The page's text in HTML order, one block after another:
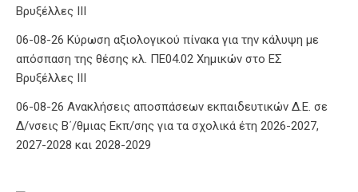
Βρυξέλλες ΙΙΙ
06-08-26 Κύρωση αξιολογικού πίνακα για την κάλυψη με
απόσπαση της θέσης κλ. ΠΕ04.02 Χημικών στο ΕΣ
Βρυξέλλες ΙΙΙ
06-08-26 Ανακλήσεις αποσπάσεων εκπαιδευτικών Δ.Ε. σε
Δ/νσεις Β΄/θμιας Εκπ/σης για τα σχολικά έτη 2026-2027,
2027-2028 και 2028-2029